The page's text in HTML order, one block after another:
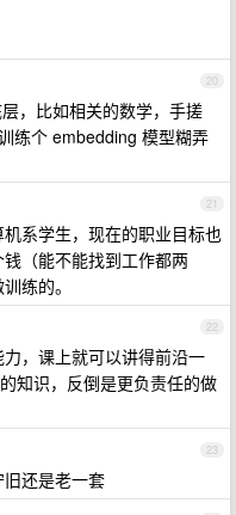
20
，比如相关的数学，手搓
练个 embedding 模型糊弄
21
系学生，现在的职业目标也
（能不能找到工作都两
练的。
22
，课上就可以讲得前沿一
知识，反倒是更负责任的做
23
还是老一套